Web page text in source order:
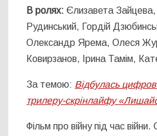
В ролях: Єлизавета
Рудинський, Гордій
Олександр Ярема, Олеся
Ковирзанов, Ірина Тамім,
За темою: Відбулась
трилеру-скрінлайфу
Фільм про війну під час